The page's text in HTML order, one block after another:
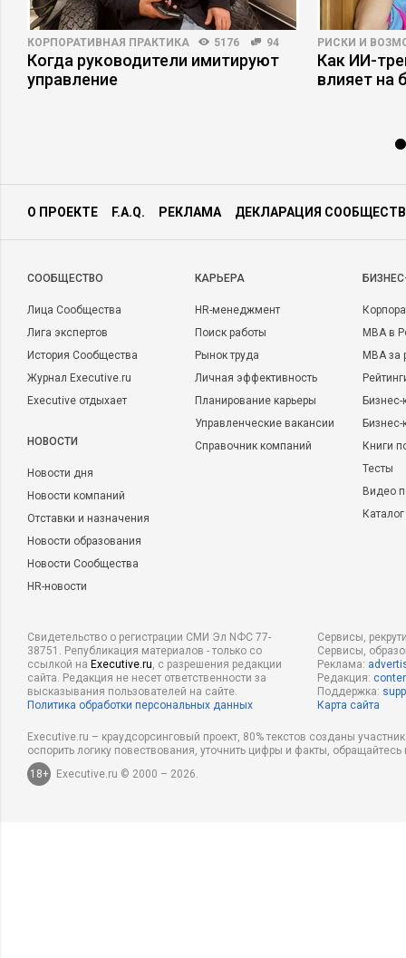
КОРПОРАТИВНАЯ ПРАКТИКА 5176 94
Когда руководители имитируют
управление
РИСКИ И
Как ИИ-
влияет на
О ПРОЕКТЕ F.A.Q. РЕКЛАМА ДЕКЛАРАЦИЯ
CООБЩЕСТВО
Лица Сообщества
Лига экспертов
История Сообщества
Журнал Executive.ru
Executive отдыхает
НОВОСТИ
Новости дня
Новости компаний
Отставки и назначения
Новости образования
Новости Сообщества
HR-новости
КАРЬЕРА
HR-менеджмент
Поиск работы
Рынок труда
Личная эффективность
Планирование карьеры
Управленческие вакансии
Справочник компаний
MBA в
MBA
Бизнес-
Книги
Тесты
Видео
Свидетельство о регистрации СМИ Эл NФС 77-
38751. Републикация материалов - только со
ссылкой на Executive.ru, с разрешения редакции
сайта. Редакция не несет ответственности за
высказывания пользователей на сайте.
Политика обработки персональных данных
Сервисы,
Сервисы,
Реклама:
Редакция:
Поддержка:
Карта сайта
Executive.ru – краудсорсинговый проект, 80% текстов созданы
оспорить логику повествования, уточнить цифры и факты,
18+
Executive.ru © 2000 – 2026.